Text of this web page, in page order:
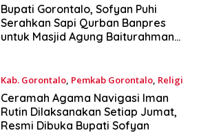
Juni 6, 2025
‎Bupati Gorontalo, Sofyan Puhi
Serahkan Sapi Qurban Banpres
untuk Masjid Agung Baiturahman
Kab. Gorontalo, Pemkab Gorontalo, Religi
Mei 17, 2025
Ceramah Agama Navigasi Iman
Rutin Dilaksanakan Setiap Jumat,
Resmi Dibuka Bupati Sofyan